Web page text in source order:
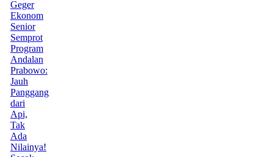
Geger
Ekonom
Senior
Semprot
Program
Andalan
Prabowo:
Jauh
Panggang
dari
Api,
Tak
Ada
Nilainya!